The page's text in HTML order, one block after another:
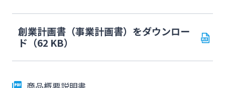
創業計画書（事業計画書）をダウンロー
ド（62 KB）